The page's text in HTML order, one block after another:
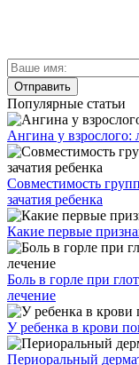
Популярные статьи
Ангина у взрослого:
Совместимость
зачатия ребенка
Какие первые
Боль в горле при
лечение
У ребенка в крови
Периоральный